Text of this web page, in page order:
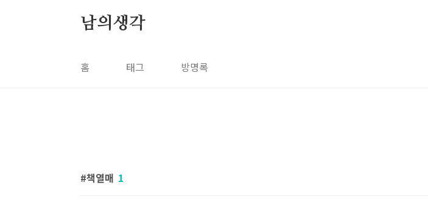
남의생각
홈 태그 방명록
책열매 1